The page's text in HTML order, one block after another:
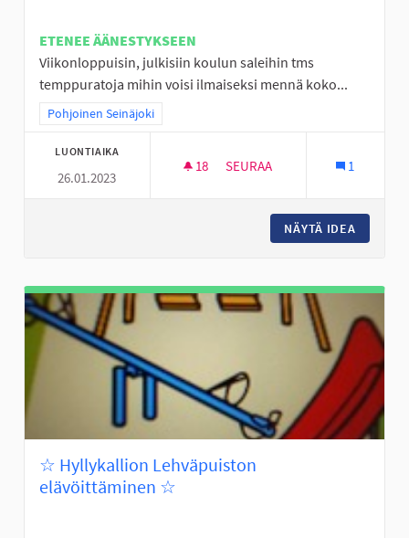
ETENEE ÄÄNESTYKSEEN
Viikonloppuisin, julkisiin koulun saleihin tms
temppuratoja mihin voisi ilmaiseksi mennä koko...
Rajaa tulokset teeman mukaan: Pohjoinen Seinäjoki
Pohjoinen Seinäjoki
LUONTIAIKA
26.01.2023
18 18 SEURAAJAA
SEURAA 1
NÄYTÄ IDEA
☆ Hyllykallion Lehväpuiston
elävöittäminen ☆